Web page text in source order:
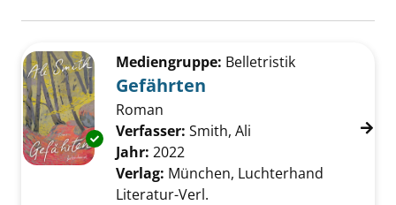
Zu den Suchfiltern springen
Exemplar-Details von Gefährten anzeigen
Mediengruppe: Belletristik
Gefährten
Roman
Verfasser: Smith, Ali Suche nach diesem
Jahr: 2022
Verlag: München, Luchterhand
Literatur-Verl.